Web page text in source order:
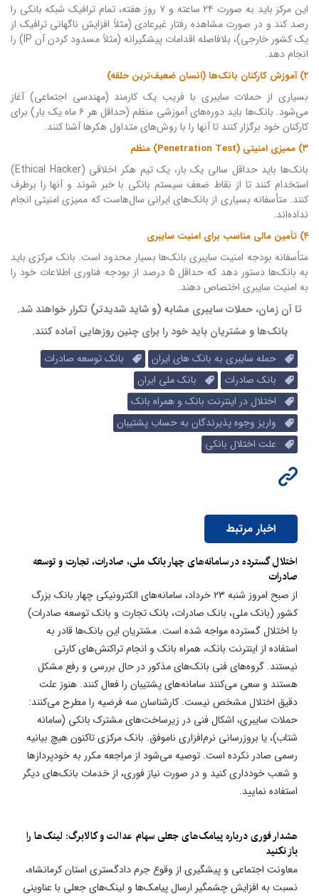
این مرکز باید به صورت ۲۴ ساعته و ۷ روز هفته، تمام ترافیک شبکه بانکی را
رصد کند و در صورت مشاهده رفتار غیرعادی (مثلاً افزایش ناگهانی ترافیک از
یک کشور خارجی)، بلافاصله اقدامات پیشگیرانه (مثلاً مسدود کردن آن IP) را
انجام دهد.
۲) آموزش کارکنان بانک‌ها (انسان ضعیف‌ترین حلقه)
بسیاری از حملات سایبری با فریب یک کارمند (مهندسی اجتماعی) آغاز
می‌شود. بانک‌ها باید دوره‌های آموزشی منظم (حداقل هر ۶ ماه یک بار) برای
کارکنان خود برگزار کنند تا آنها را با روش‌های متداول هکرها آشنا کنند.
۳) ممیزی امنیتی (Penetration Test) منظم
بانک‌ها باید حداقل سالی یک بار، یک تیم هکر اخلاقی (Ethical Hacker)
استخدام کنند تا از نقاط ضعف سیستم بانکی با خبر شوند و آنها را برطرف
کنند. متأسفانه بسیاری از بانک‌های ایرانی سال‌هاست که ممیزی امنیتی انجام
نداده‌اند.
۴) تأمین مالی مناسب برای امنیت سایبری
متأسفانه بودجه امنیت سایبری بانک‌ها بسیار محدود است. بانک مرکزی باید
به بانک‌ها دستور دهد که حداقل ۵ درصد از بودجه فناوری اطلاعات خود را
به امنیت سایبری اختصاص دهند.
تا آن زمان، حملات سایبری مشابه (و شاید شدیدتر) تکرار خواهند شد.
بانک‌ها و مشتریان باید خود را برای چنین روزهایی آماده کنند.
حمله سایبری به بانک های ایران
بانک توسعه صادرات
بانک صادرات
بانک ملی ایران
اختلال در اینترنت بانک و همراه بانک
واریز وجوه پذیرندگان به حساب پشتیبان
علت اختلال بانکی
اخبار مرتبط
اختلال گسترده در سامانه‌های چهار بانک ملی، صادرات، تجارت و توسعه
صادرات
از صبح امروز شنبه ۲۳ خرداد، سامانه‌های الکترونیکی چهار بانک بزرگ
کشور (بانک ملی، بانک صادرات، بانک تجارت و بانک توسعه صادرات)
با اختلال گسترده مواجه شده است. مشتریان این بانک‌ها قادر به
استفاده از اینترنت بانک، همراه بانک و انجام تراکنش‌های کارتی
نیستند. گروه‌های فنی بانک‌های مذکور در حال بررسی و رفع مشکل
هستند و سعی می‌کنند سامانه‌های پشتیبان را فعال کنند. هنوز علت
دقیق اختلال مشخص نیست. کارشناسان سه فرضیه را مطرح می‌کنند:
حملات سایبری، اشکال فنی در زیرساخت‌های مشترک بانکی (سامانه
شتاب)، یا بروزرسانی نرم‌افزاری ناموفق. بانک مرکزی تاکنون هیچ بیانیه
رسمی صادر نکرده است. توصیه می‌شود از مراجعه مکرر به خودپردازها
و شعب خودداری کنید و در صورت نیاز فوری، از خدمات بانک‌های دیگر
استفاده نمایید.
​هشدار فوری درباره پیامک‌های جعلی سهام عدالت و کالابرگ: لینک‌ها را
باز نکنید
معاونت اجتماعی و پیشگیری از وقوع جرم دادگستری استان کرمانشاه،
نسبت به افزایش چشمگیر ارسال پیامک‌ها و لینک‌های جعلی با عناوینی